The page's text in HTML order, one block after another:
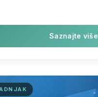
Saznajte više